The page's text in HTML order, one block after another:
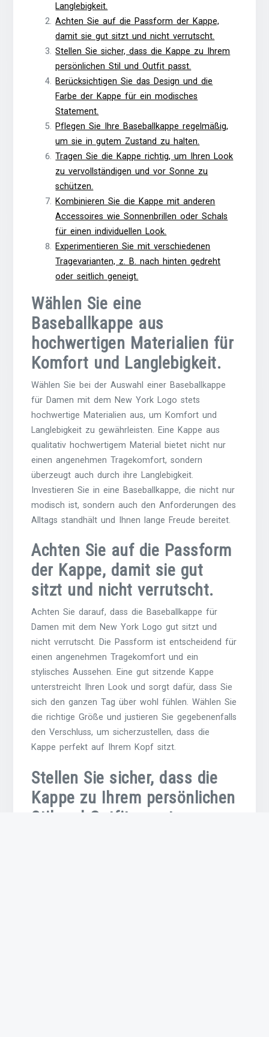
Langlebigkeit.
Achten Sie auf die Passform der Kappe,
damit sie gut sitzt und nicht verrutscht.
Stellen Sie sicher, dass die Kappe zu Ihrem
persönlichen Stil und Outfit passt.
Berücksichtigen Sie das Design und die
Farbe der Kappe für ein modisches
Statement.
Pflegen Sie Ihre Baseballkappe regelmäßig,
um sie in gutem Zustand zu halten.
Tragen Sie die Kappe richtig, um Ihren Look
zu vervollständigen und vor Sonne zu
schützen.
Kombinieren Sie die Kappe mit anderen
Accessoires wie Sonnenbrillen oder Schals
für einen individuellen Look.
Experimentieren Sie mit verschiedenen
Tragevarianten, z. B. nach hinten gedreht
oder seitlich geneigt.
Wählen Sie eine
Baseballkappe aus
hochwertigen Materialien für
Komfort und Langlebigkeit.
Wählen Sie bei der Auswahl einer Baseballkappe
für Damen mit dem New York Logo stets
hochwertige Materialien aus, um Komfort und
Langlebigkeit zu gewährleisten. Eine Kappe aus
qualitativ hochwertigem Material bietet nicht nur
einen angenehmen Tragekomfort, sondern
überzeugt auch durch ihre Langlebigkeit.
Investieren Sie in eine Baseballkappe, die nicht nur
modisch ist, sondern auch den Anforderungen des
Alltags standhält und Ihnen lange Freude bereitet.
Achten Sie auf die Passform
der Kappe, damit sie gut
sitzt und nicht verrutscht.
Achten Sie darauf, dass die Baseballkappe für
Damen mit dem New York Logo gut sitzt und
nicht verrutscht. Die Passform ist entscheidend für
einen angenehmen Tragekomfort und ein
stylisches Aussehen. Eine gut sitzende Kappe
unterstreicht Ihren Look und sorgt dafür, dass Sie
sich den ganzen Tag über wohl fühlen. Wählen Sie
die richtige Größe und justieren Sie gegebenenfalls
den Verschluss, um sicherzustellen, dass die
Kappe perfekt auf Ihrem Kopf sitzt.
Stellen Sie sicher, dass die
Kappe zu Ihrem persönlichen
Stil und Outfit passt.